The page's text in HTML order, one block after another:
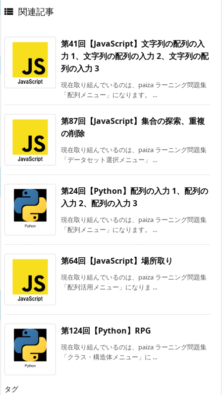
 関連記事
第41回【JavaScript】文字列の配列の入
力 1、文字列の配列の入力 2、文字列の配
列の入力 3
現在取り組んでいるのは、paiza ラーニング問題集
「配列メニュー」になります。 ...
第87回【JavaScript】集合の探索、重複
の削除
現在取り組んでいるのは、paiza ラーニング問題集
「データセット選択メニュー」 ...
第24回【Python】配列の入力 1、配列の
入力 2、配列の入力 3
現在取り組んでいるのは、paiza ラーニング問題集
「配列メニュー」になります。 ...
第64回【JavaScript】場所取り
現在取り組んでいるのは、paiza ラーニング問題集
「配列活用メニュー」になりま ...
第124回【Python】RPG
現在取り組んでいるのは、paiza ラーニング問題集
「クラス・構造体メニュー」に ...
タグ